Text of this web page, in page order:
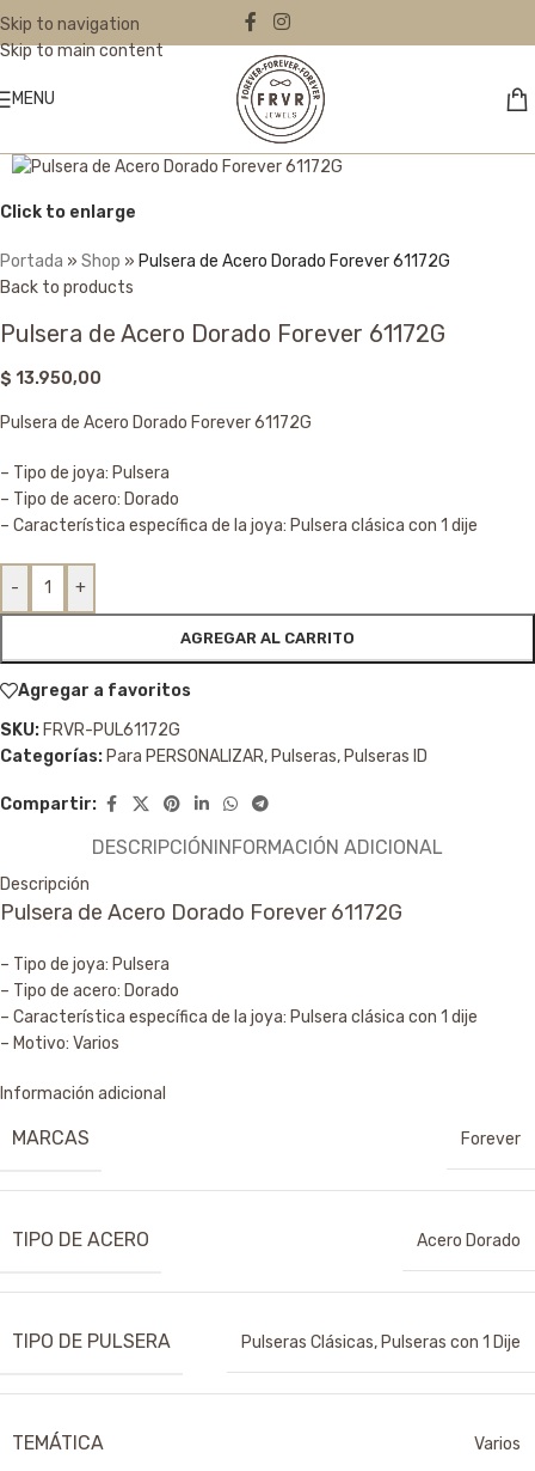
Skip to navigation
Skip to main content
MENU
Click to enlarge
Portada » Shop » Pulsera de Acero Dorado Forever 61172G
Back to products
Pulsera de Acero Dorado Forever 61172G
$ 13.950,00
Pulsera de Acero Dorado Forever 61172G
– Tipo de joya: Pulsera
– Tipo de acero: Dorado
– Característica específica de la joya: Pulsera clásica con 1 dije
- +
AGREGAR AL CARRITO
Agregar a favoritos
SKU: FRVR-PUL61172G
Categorías: Para PERSONALIZAR, Pulseras, Pulseras ID
Compartir:
DESCRIPCIÓNINFORMACIÓN ADICIONAL
Descripción
Pulsera de Acero Dorado Forever 61172G
– Tipo de joya: Pulsera
– Tipo de acero: Dorado
– Característica específica de la joya: Pulsera clásica con 1 dije
– Motivo: Varios
Información adicional
MARCAS Forever
TIPO DE ACERO Acero Dorado
TIPO DE PULSERA Pulseras Clásicas, Pulseras con 1 Dije
TEMÁTICA Varios